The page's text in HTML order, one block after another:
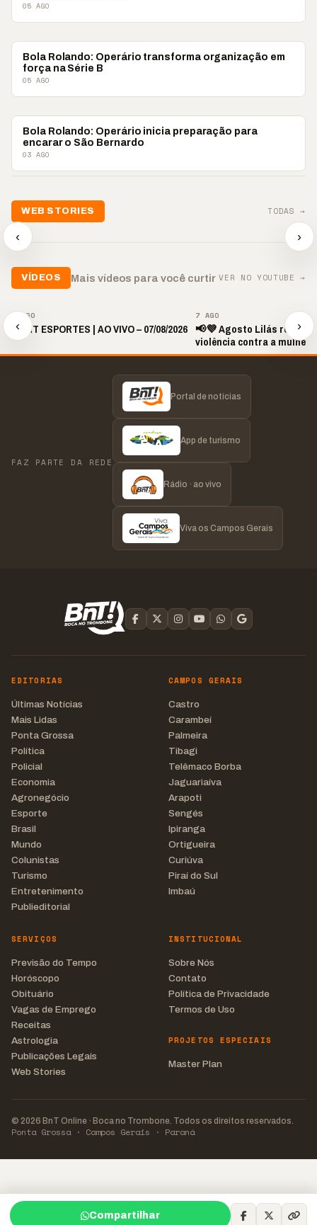
05 AGO
COLUNISTAS
Bola Rolando: Operário transforma organização em
força na Série B
05 AGO
COLUNISTAS
Bola Rolando: Operário inicia preparação para
encarar o São Bernardo
03 AGO
WEB STORIES TODAS →
‹
📢💜 Agosto Lilás
reforça combate à
violência contra a
mulher
📢 Noite
chega
oração
›
VÍDEOS Mais vídeos para você curtir VER NO YOUTUBE →
‹
7 AGO
🎙️ BNT ESPORTES | AO VIVO – 07/08/2026
7 AGO
📢💜 Agosto Lilás reforça
violência contra a mulher
›
FAZ PARTE DA REDE
Portal de notícias
App de turismo
Rádio · ao vivo
Viva os Campos Gerais
EDITORIAS
Últimas Notícias
Mais Lidas
Ponta Grossa
Política
Policial
Economia
Agronegócio
Esporte
Brasil
Mundo
Colunistas
Turismo
Entretenimento
Publieditorial
CAMPOS GERAIS
Castro
Carambeí
Palmeira
Tibagi
Telêmaco Borba
Jaguariaíva
Arapoti
Sengés
Ipiranga
Ortigueira
Curiúva
Piraí do Sul
Imbaú
SERVIÇOS
Previsão do Tempo
Horóscopo
Obituário
Vagas de Emprego
Receitas
Astrologia
Publicações Legais
Web Stories
INSTITUCIONAL
Sobre Nós
Contato
Política de Privacidade
Termos de Uso
PROJETOS ESPECIAIS
Master Plan
© 2026 BnT Online · Boca no Trombone. Todos os direitos reservados.
Ponta Grossa · Campos Gerais · Paraná
Compartilhar